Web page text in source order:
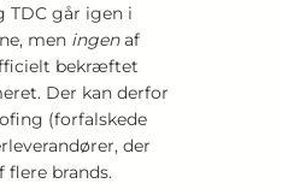
TDC går igen i
men ingenaf
bekræftet
Der kan derfor
(forfalskede
der
flere brands.